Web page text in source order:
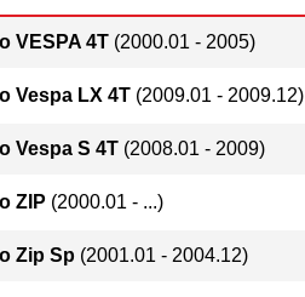
VESPA 4T (2000.01 - 2005)
Vespa LX 4T (2009.01 - 2009.12)
Vespa S 4T (2008.01 - 2009)
ZIP (2000.01 - ...)
Zip Sp (2001.01 - 2004.12)